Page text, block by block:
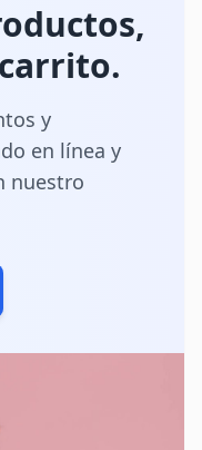
y
en línea y
nuestro